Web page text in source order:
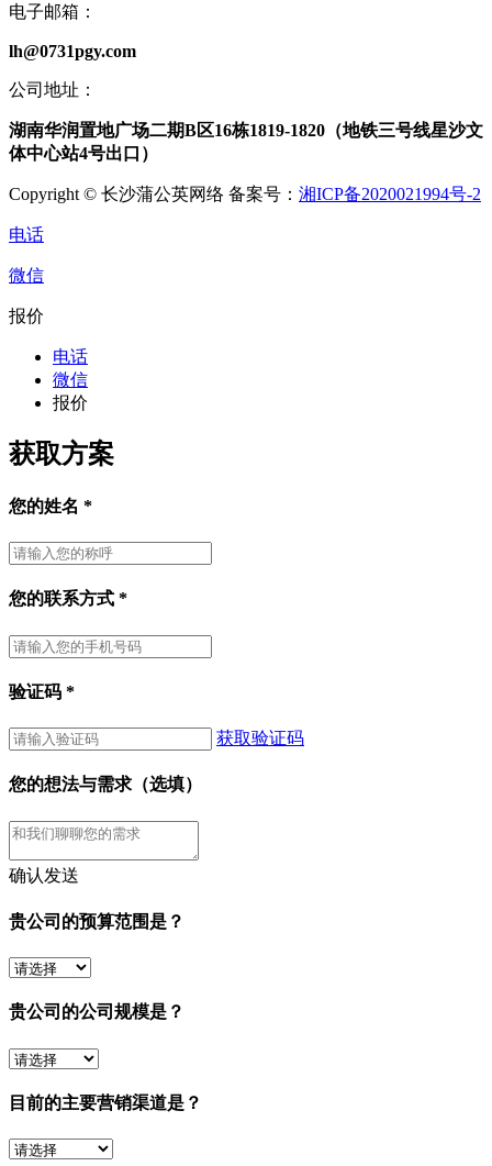
电子邮箱：
lh@0731pgy.com
公司地址：
湖南华润置地广场二期B区16栋1819-1820（地铁三号线星沙文
体中心站4号出口）
Copyright © 长沙蒲公英网络 备案号： 湘ICP备2020021994号-2
电话
微信
报价
电话
微信
报价
获取方案
您的姓名 *
您的联系方式 *
验证码 *
获取验证码
您的想法与需求（选填）
确认发送
贵公司的预算范围是？
贵公司的公司规模是？
目前的主要营销渠道是？